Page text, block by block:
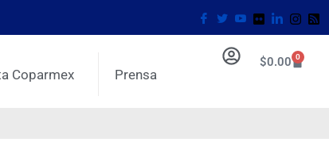
Coparmex Prensa
$0.00 0